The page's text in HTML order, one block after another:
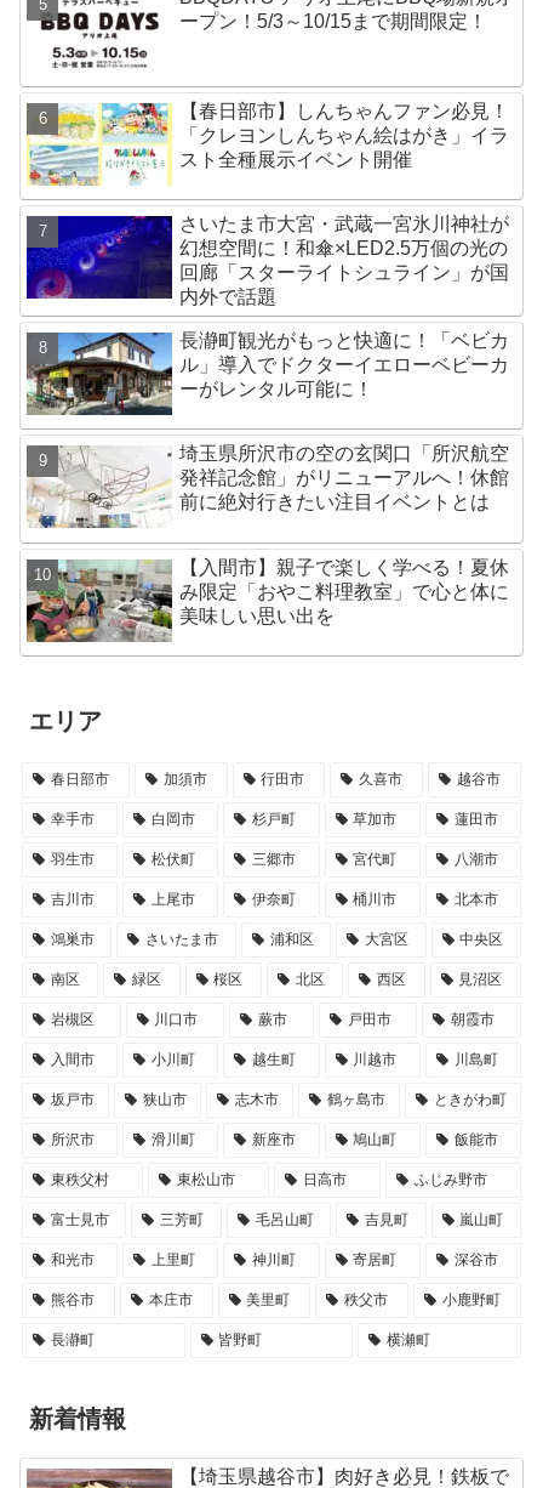
ープン！5/3～10/15まで期間限定！
【春日部市】しんちゃんファン必見！
「クレヨンしんちゃん絵はがき」イラ
スト全種展示イベント開催
さいたま市大宮・武蔵一宮氷川神社が
幻想空間に！和傘×LED2.5万個の光の
回廊「スターライトシュライン」が国
内外で話題
長瀞町観光がもっと快適に！「ベビカ
ル」導入でドクターイエローベビーカ
ーがレンタル可能に！
埼玉県所沢市の空の玄関口「所沢航空
発祥記念館」がリニューアルへ！休館
前に絶対行きたい注目イベントとは
【入間市】親子で楽しく学べる！夏休
み限定「おやこ料理教室」で心と体に
美味しい思い出を
エリア
春日部市 加須市 行田市 久喜市 越谷市
幸手市 白岡市 杉戸町 草加市 蓮田市
羽生市 松伏町 三郷市 宮代町 八潮市
吉川市 上尾市 伊奈町 桶川市 北本市
鴻巣市 さいたま市 浦和区 大宮区 中央区
南区 緑区 桜区 北区 西区 見沼区
岩槻区 川口市 蕨市 戸田市 朝霞市
入間市 小川町 越生町 川越市 川島町
坂戸市 狭山市 志木市 鶴ヶ島市 ときがわ町
所沢市 滑川町 新座市 鳩山町 飯能市
東秩父村 東松山市 日高市 ふじみ野市
富士見市 三芳町 毛呂山町 吉見町 嵐山町
和光市 上里町 神川町 寄居町 深谷市
熊谷市 本庄市 美里町 秩父市 小鹿野町
長瀞町 皆野町 横瀬町
新着情報
【埼玉県越谷市】肉好き必見！鉄板で